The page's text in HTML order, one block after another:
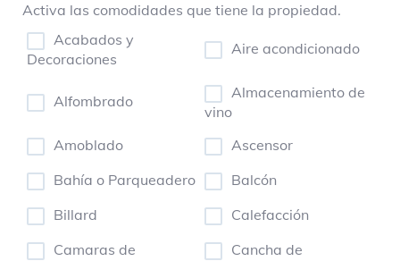
Activa las comodidades que tiene la propiedad.
Acabados y
Decoraciones
Aire acondicionado
Alfombrado
Almacenamiento de
vino
Amoblado
Ascensor
Bahía o Parqueadero
Balcón
Billard
Calefacción
Camaras de
Cancha de